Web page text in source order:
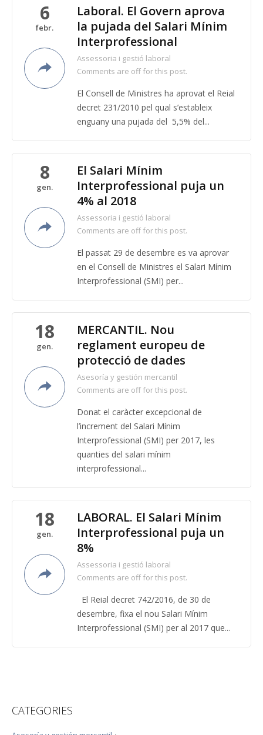
6
febr.
Laboral. El Govern aprova
la pujada del Salari Mínim
Interprofessional
Assessoria i gestió laboral
Comments are off for this post.
El Consell de Ministres ha aprovat el Reial
decret 231/2010 pel qual s’estableix
enguany una pujada del 5,5% del...
8
gen.
El Salari Mínim
Interprofessional puja un
4% al 2018
Assessoria i gestió laboral
Comments are off for this post.
El passat 29 de desembre es va aprovar
en el Consell de Ministres el Salari Mínim
Interprofessional (SMI) per...
18
gen.
MERCANTIL. Nou
reglament europeu de
protecció de dades
Asesoría y gestión mercantil
Comments are off for this post.
Donat el caràcter excepcional de
l’increment del Salari Mínim
Interprofessional (SMI) per 2017, les
quanties del salari mínim
interprofessional...
18
gen.
LABORAL. El Salari Mínim
Interprofessional puja un
8%
Assessoria i gestió laboral
Comments are off for this post.
El Reial decret 742/2016, de 30 de
desembre, fixa el nou Salari Mínim
Interprofessional (SMI) per al 2017 que...
CATEGORIES